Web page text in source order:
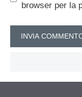
browser per la